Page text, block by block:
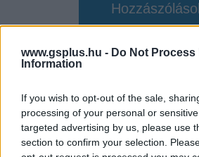
www.gsplus.hu - Do Not Process
Information
If you wish to opt-out of the sale,
processing of your personal or
targeted advertising by us, please use
section to confirm your selection.
Ha láttok egy mini-
Drive konzolt, ne
Szada|2016 július 27. 14:05